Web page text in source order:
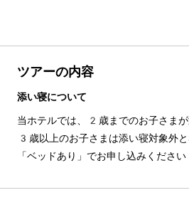
ツアーの内容
添い寝について
当ホテルでは、2歳までのお子さまが
3歳以上のお子さまは添い寝対象外
「ベッドあり」でお申し込みください